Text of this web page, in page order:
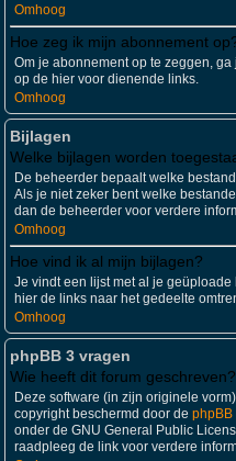
Omhoog
Hoe zeg ik mijn abonnement
Om je abonnement op te zeggen,
op de hier voor dienende links.
Omhoog
Bijlagen
Welke bijlagen worden
De beheerder bepaalt welke
Als je niet zeker bent welke
dan de beheerder voor verdere
Omhoog
Hoe vind ik al mijn bijlagen?
Je vindt een lijst met al je
hier de links naar het gedeelte
Omhoog
phpBB 3 vragen
Wie heeft dit forum geschreven?
Deze software (in zijn originele
copyright beschermd door de phpBB
onder de GNU General Public
raadpleeg de link voor verdere